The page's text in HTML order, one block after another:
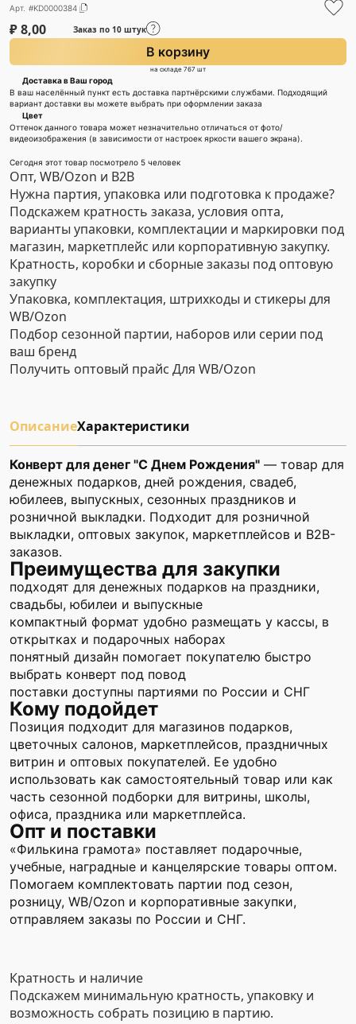
Арт. #KD0000384
₽8,00 Заказ по 10 штук
В корзину
на складе 767 шт
Доставка в Ваш город
В ваш населённый пункт есть доставка партнёрскими службами. Подходящий
вариант доставки вы можете выбрать при оформлении заказа
Цвет
Оттенок данного товара может незначительно отличаться от фото/
видеоизображения (в зависимости от настроек яркости вашего экрана).
Сегодня этот товар посмотрело 5 человек
Опт, WB/Ozon и B2B
Нужна партия, упаковка или подготовка к продаже?
Подскажем кратность заказа, условия опта,
варианты упаковки, комплектации и маркировки под
магазин, маркетплейс или корпоративную закупку.
Кратность, коробки и сборные заказы под оптовую
закупку
Упаковка, комплектация, штрихкоды и стикеры для
WB/Ozon
Подбор сезонной партии, наборов или серии под
ваш бренд
Получить оптовый прайс Для WB/Ozon
ОписаниеХарактеристики
Конверт для денег "С Днем Рождения" — товар для
денежных подарков, дней рождения, свадеб,
юбилеев, выпускных, сезонных праздников и
розничной выкладки. Подходит для розничной
выкладки, оптовых закупок, маркетплейсов и B2B-
заказов.
Преимущества для закупки
подходят для денежных подарков на праздники,
свадьбы, юбилеи и выпускные
компактный формат удобно размещать у кассы, в
открытках и подарочных наборах
понятный дизайн помогает покупателю быстро
выбрать конверт под повод
поставки доступны партиями по России и СНГ
Кому подойдет
Позиция подходит для магазинов подарков,
цветочных салонов, маркетплейсов, праздничных
витрин и оптовых покупателей. Ее удобно
использовать как самостоятельный товар или как
часть сезонной подборки для витрины, школы,
офиса, праздника или маркетплейса.
Опт и поставки
«Филькина грамота» поставляет подарочные,
учебные, наградные и канцелярские товары оптом.
Помогаем комплектовать партии под сезон,
розницу, WB/Ozon и корпоративные закупки,
отправляем заказы по России и СНГ.
Кратность и наличие
Подскажем минимальную кратность, упаковку и
возможность собрать позицию в партию.